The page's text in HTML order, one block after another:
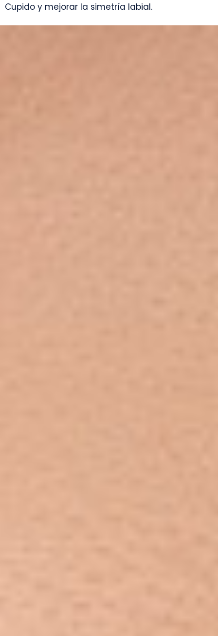
Cupido y mejorar la simetría labial.